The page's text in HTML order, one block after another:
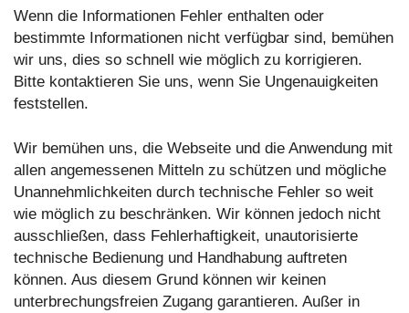
Wenn die Informationen Fehler enthalten oder
bestimmte Informationen nicht verfügbar sind, bemühen
wir uns, dies so schnell wie möglich zu korrigieren.
Bitte kontaktieren Sie uns, wenn Sie Ungenauigkeiten
feststellen.
Wir bemühen uns, die Webseite und die Anwendung mit
allen angemessenen Mitteln zu schützen und mögliche
Unannehmlichkeiten durch technische Fehler so weit
wie möglich zu beschränken. Wir können jedoch nicht
ausschließen, dass Fehlerhaftigkeit, unautorisierte
technische Bedienung und Handhabung auftreten
können. Aus diesem Grund können wir keinen
unterbrechungsfreien Zugang garantieren. Außer in